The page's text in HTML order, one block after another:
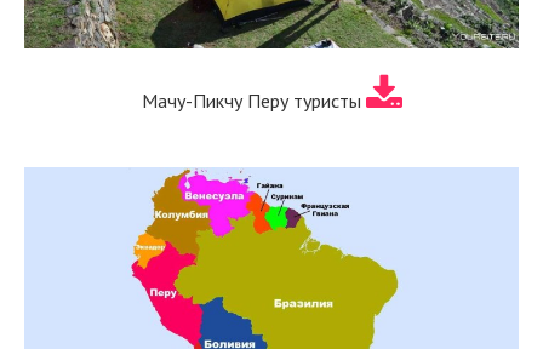
Мачу-Пикчу Перу туристы